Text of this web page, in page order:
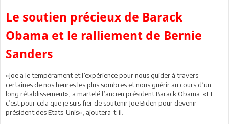
Le soutien précieux de Barack
Obama et le ralliement de Bernie
Sanders
«Joe a le tempérament et l’expérience pour nous guider à travers
certaines de nos heures les plus sombres et nous guérir au cours d’un
long rétablissement», a martelé l’ancien président Barack Obama. «Et
c’est pour cela que je suis fier de soutenir Joe Biden pour devenir
président des Etats-Unis», ajoutera-t-il.